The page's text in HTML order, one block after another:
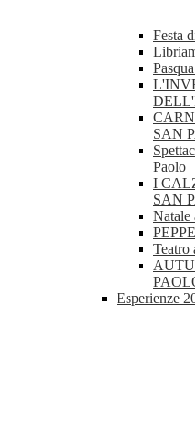
Festa
SAN
Paolo
I
SAN
Natale
Teatro
Esperienze